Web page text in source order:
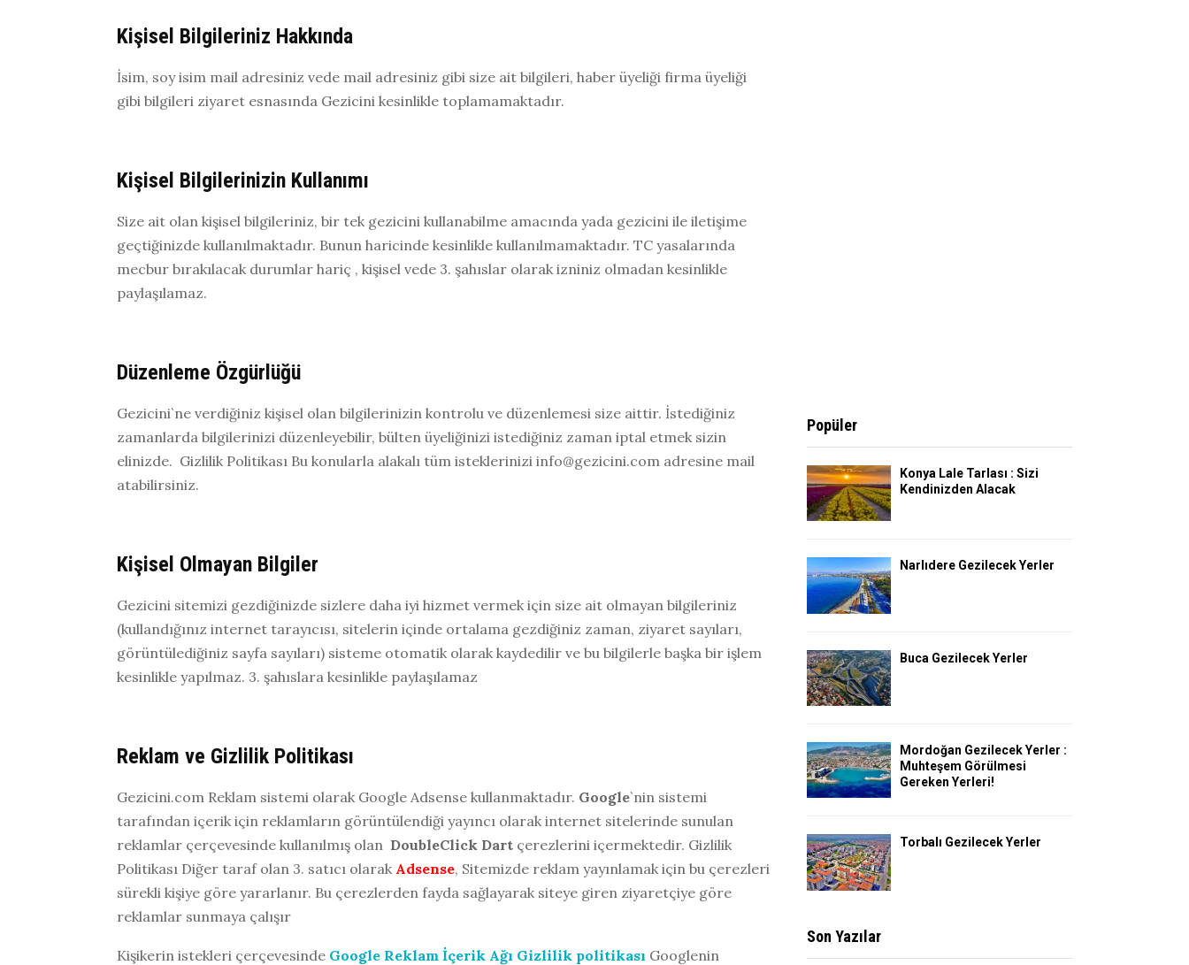
Kişisel Bilgileriniz Hakkında
İsim, soy isim mail adresiniz vede mail adresiniz gibi size ait bilgileri, haber üyeliği firma üyeliği
gibi bilgileri ziyaret esnasında Gezicini kesinlikle toplamamaktadır.
Kişisel Bilgilerinizin Kullanımı
Size ait olan kişisel bilgileriniz, bir tek gezicini kullanabilme amacında yada gezicini ile iletişime
geçtiğinizde kullanılmaktadır. Bunun haricinde kesinlikle kullanılmamaktadır. TC yasalarında
mecbur bırakılacak durumlar hariç , kişisel vede 3. şahıslar olarak izniniz olmadan kesinlikle
paylaşılamaz.
Düzenleme Özgürlüğü
Gezicini`ne verdiğiniz kişisel olan bilgilerinizin kontrolu ve düzenlemesi size aittir. İstediğiniz
zamanlarda bilgilerinizi düzenleyebilir, bülten üyeliğinizi istediğiniz zaman iptal etmek sizin
elinizde. Gizlilik Politikası Bu konularla alakalı tüm isteklerinizi info@gezicini.com adresine mail
atabilirsiniz.
Kişisel Olmayan Bilgiler
Gezicini sitemizi gezdiğinizde sizlere daha iyi hizmet vermek için size ait olmayan bilgileriniz
(kullandığınız internet tarayıcısı, sitelerin içinde ortalama gezdiğiniz zaman, ziyaret sayıları,
görüntülediğiniz sayfa sayıları) sisteme otomatik olarak kaydedilir ve bu bilgilerle başka bir işlem
kesinlikle yapılmaz. 3. şahıslara kesinlikle paylaşılamaz
Reklam ve Gizlilik Politikası
Gezicini.com Reklam sistemi olarak Google Adsense kullanmaktadır. Google`nin sistemi
tarafından içerik için reklamların görüntülendiği yayıncı olarak internet sitelerinde sunulan
reklamlar çerçevesinde kullanılmış olan DoubleClick Dart çerezlerini içermektedir. Gizlilik
Politikası Diğer taraf olan 3. satıcı olarak Adsense, Sitemizde reklam yayınlamak için bu çerezleri
sürekli kişiye göre yararlanır. Bu çerezlerden fayda sağlayarak siteye giren ziyaretçiye göre
reklamlar sunmaya çalışır
Kişikerin istekleri çerçevesinde Google Reklam İçerik Ağı Gizlilik politikası Googlenin
Popüler
Konya Lale Tarlası : Sizi
Kendinizden Alacak
Narlıdere Gezilecek Yerler
Buca Gezilecek Yerler
Mordoğan Gezilecek Yerler :
Muhteşem Görülmesi
Gereken Yerleri!
Torbalı Gezilecek Yerler
Son Yazılar